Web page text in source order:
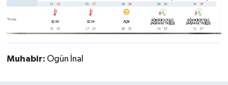
Muhabir: Ogün İnal